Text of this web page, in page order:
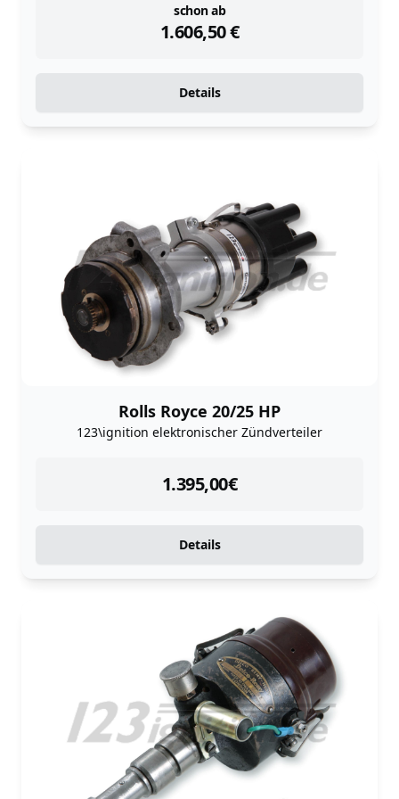
schon ab
1.606,50€
instock
Details
Rolls Royce 20/25 HP
123\ignition elektronischer Zündverteiler
1.395,00€
instock
Details